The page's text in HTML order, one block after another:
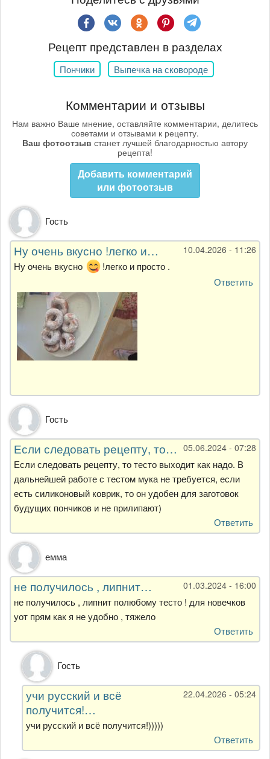
Рецепт представлен в разделах
Пончики Выпечка на сковороде
Комментарии и отзывы
Нам важно Ваше мнение, оставляйте комментарии, делитесь
советами и отзывами к рецепту.
Ваш фотоотзыв станет лучшей благодарностью автору
рецепта!
Добавить комментарий
или фотоотзыв
Гость
10.04.2026 - 11:26
Ну очень вкусно !легко и…
Ну очень вкусно
!легко и просто .
Ответить
Гость
05.06.2024 - 07:28
Если следовать рецепту, то…
Если следовать рецепту, то тесто выходит как надо. В
дальнейшей работе с тестом мука не требуется, если
есть силиконовый коврик, то он удобен для заготовок
будущих пончиков и не прилипают)
Ответить
емма
01.03.2024 - 16:00
не получилось , липнит…
не получилось , липнит полюбому тесто ! для новечков
уот прям как я не удобно , тяжело
Ответить
Ответ
на
не
получилось
липнит…
от
емма
Гость
22.04.2026 - 05:24
учи русский и всё
получится!…
учи русский и всё получится!)))))
Ответить